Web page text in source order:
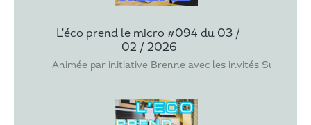
L'éco prend le micro #094 du 03 /
02 / 2026
Animée par initiative Brenne avec les invités Susie